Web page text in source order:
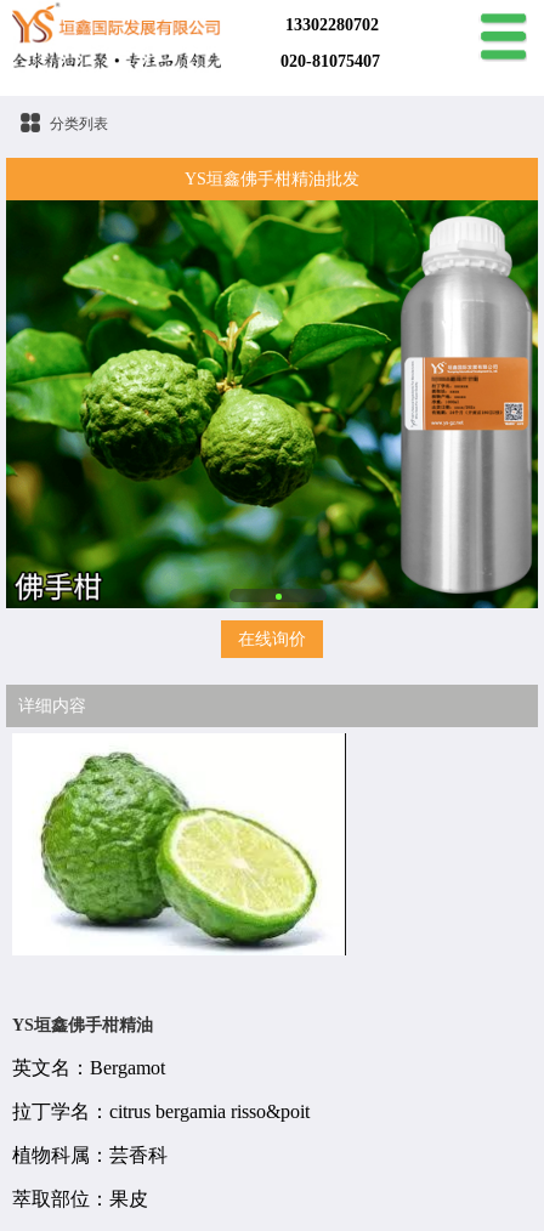
13302280702
020-81075407
分类列表
YS垣鑫佛手柑精油批发
在线询价
详细内容
YS垣鑫佛手柑精油
英文名：Bergamot
拉丁学名： citrus bergamia risso&poit
植物科属：芸香科
萃取部位：果皮